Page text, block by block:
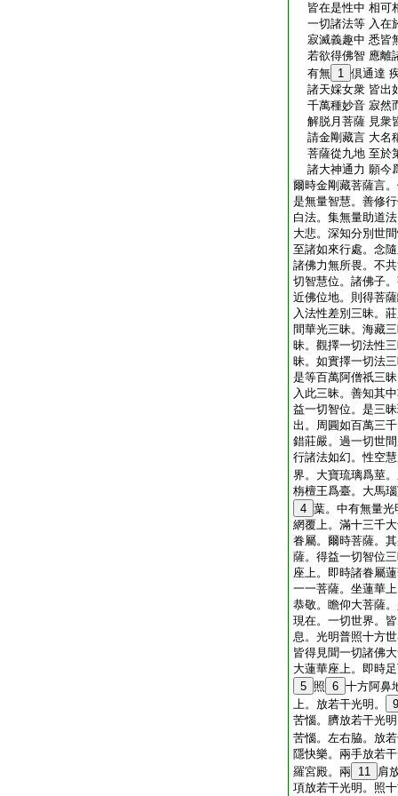
皆在是性中 相可
一切諸法等 入在
寂滅義趣中 悉皆
若欲得佛智 應離
有無 1 倶通達
諸天婇女衆 皆出
千萬種妙音 寂然
解脱月菩薩 見衆
請金剛藏言 大名
菩薩從九地 至於
諸大神通力 願今
爾時金剛藏菩薩言
是無量智慧。善修
白法。集無量助道
大悲。深知分別世
至諸如來行處。念
諸佛力無所畏。不
切智慧位。諸佛子
近佛位地。則得菩
入法性差別三昧。
間華光三昧。海藏
昧。觀擇一切法性
昧。如實擇一切法
是等百萬阿僧祇三
入此三昧。善知其
益一切智位。是三
出。周圓如百萬三
錯莊嚴。過一切世
行諸法如幻。性空
界。大寶琉璃爲莖
栴檀王爲臺。大馬
4 葉。中有無量
網覆上。滿十三千
眷屬。爾時菩薩。
薩。得益一切智位
座上。即時諸眷屬
一一菩薩。坐蓮華
恭敬。瞻仰大菩薩
現在。一切世界。
息。光明普照十方
皆得見聞一切諸佛
大蓮華座上。即時
5 照 6 十方阿鼻
上。放若干光明。
9
苦惱。臍放若干光
苦惱。左右脇。放
隱快樂。兩手放若
羅宮殿。兩
11 肩
項放若干光明。照